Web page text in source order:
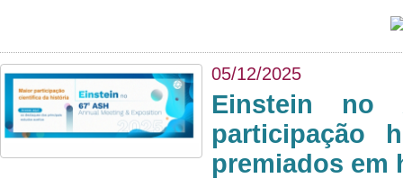
05/12/2025
Einstein no
participação
premiados em